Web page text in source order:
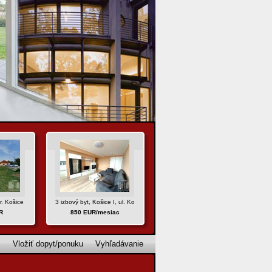
Košice - okolie
3 izbový byt, Košice I, ul. Komenského
850 EUR/mesiac
Vložiť dopyt/ponuku Vyhľadávanie